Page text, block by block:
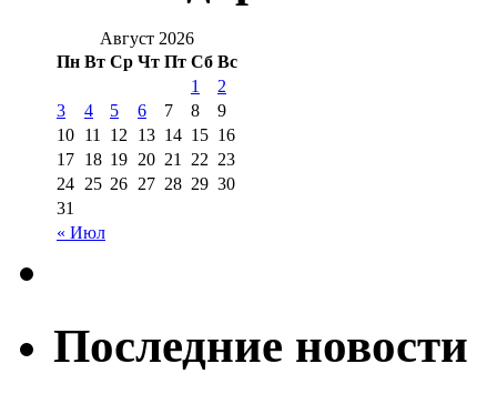
Август 2026
Пн Вт Ср Чт Пт Сб Вс
« Июл
1
2
3
4 5 6 7 8
9
10 11 12 13 14 15 16
17 18 19 20 21 22 23
24 25 26 27 28 29 30
31
Последние новости